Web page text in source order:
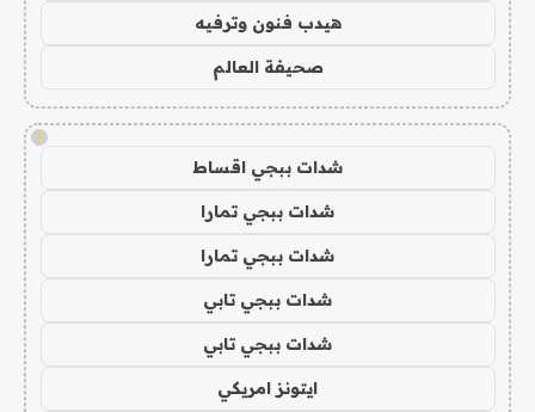
هيدب فنون وترفيه
صحيفة العالم
!
شدات ببجي اقساط
شدات ببجي تمارا
شدات ببجي تمارا
شدات ببجي تابي
شدات ببجي تابي
ايتونز امريكي